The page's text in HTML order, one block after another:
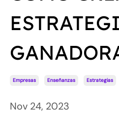
Empresas Enseñanzas Estrategias
Nov 24, 2023